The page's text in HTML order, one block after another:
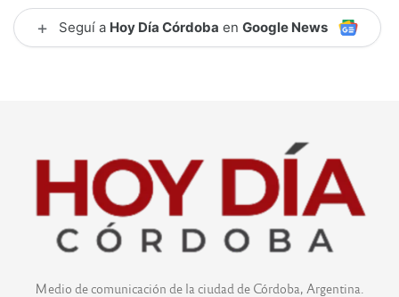
+ Seguí a Hoy Día Córdoba en Google News
Medio de comunicación de la ciudad de Córdoba, Argentina.